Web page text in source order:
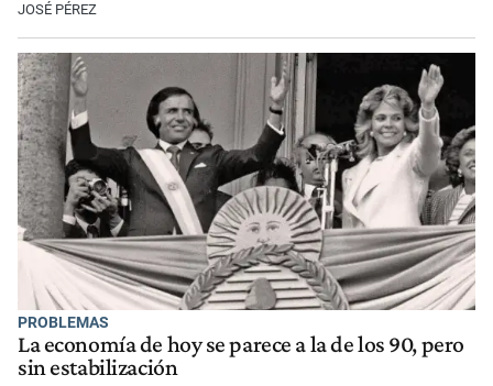
JOSÉ PÉREZ
PROBLEMAS
La economía de hoy se parece a la de los 90, pero
sin estabilización